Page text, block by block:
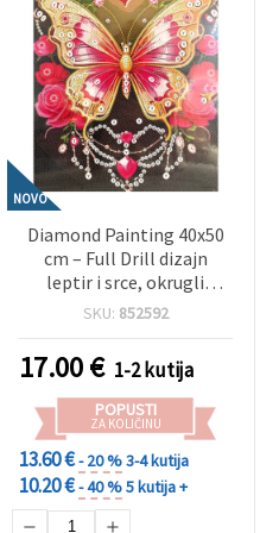
NOVO
Diamond Painting 40x50
cm – Full Drill dizajn
leptir i srce, okrugli
dijamanti, elegantni okvir
SKU: 852592
17.00€ 1-2 kutija
POPUSTI
ZA KOLIČINU
13.60 €- 20 %3-4 kutija
10.20 €- 40 %5 kutija +